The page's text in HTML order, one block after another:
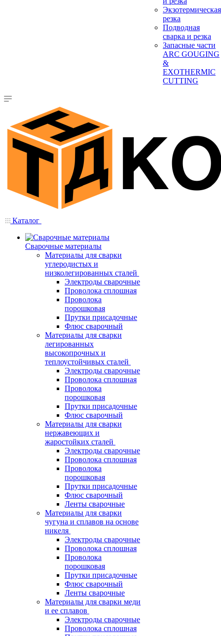
Экзотермическая
резка
Подводная
сварка и резка
Запасные части
ARC GOUGING
&
EXOTHERMIC
CUTTING
Каталог
Сварочные материалы
Материалы для сварки
углеродистых и
низколегированных сталей
Электроды сварочные
Проволока сплошная
Проволока
порошковая
Прутки присадочные
Флюс сварочный
Материалы для сварки
легированных
высокопрочных и
теплоустойчивых сталей
Электроды сварочные
Проволока сплошная
Проволока
порошковая
Прутки присадочные
Флюс сварочный
Материалы для сварки
нержавеющих и
жаростойких сталей
Электроды сварочные
Проволока сплошная
Проволока
порошковая
Прутки присадочные
Флюс сварочный
Ленты сварочные
Материалы для сварки
чугуна и сплавов на основе
никеля
Электроды сварочные
Проволока сплошная
Проволока
порошковая
Прутки присадочные
Флюс сварочный
Ленты сварочные
Материалы для сварки меди
и ее сплавов
Электроды сварочные
Проволока сплошная